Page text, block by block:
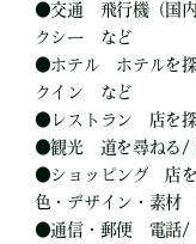
●交通 飛行機（国
クシー など
●ホテル ホテルを
クイン など
● レストラン 店を
●観光 道を尋ねる/
●ショッピング 店
色・デザイン・素材
●通信・郵便 電話/